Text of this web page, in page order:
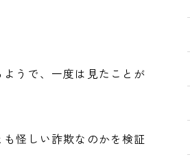
うで、一度は見たことが
怪しい詐欺なのかを検証